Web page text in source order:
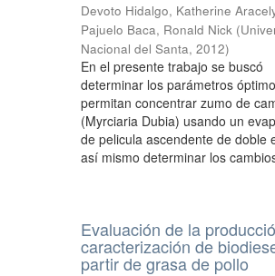
Devoto Hidalgo, Katherine
Pajuelo Baca, Ronald Nick (
Nacional del Santa, 2012)
En el presente trabajo se buscó
determinar los parámetros
permitan concentrar zumo de
(Myrciaria Dubia) usando un
de pelicula ascendente de doble
así mismo determinar los
Evaluación de la
caracterización de
partir de grasa de pollo